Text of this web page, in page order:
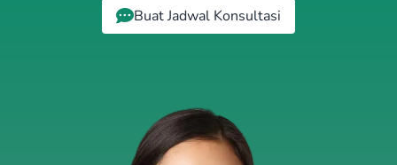
Buat Jadwal Konsultasi